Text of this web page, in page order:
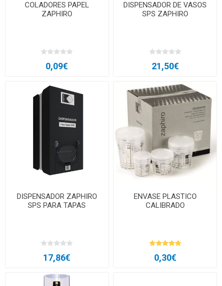
COLADORES PAPEL
ZAPHIRO
0,09€
DISPENSADOR DE VASOS
SPS ZAPHIRO
21,50€
DISPENSADOR ZAPHIRO
SPS PARA TAPAS
17,86€
ENVASE PLASTICO
CALIBRADO
0,30€